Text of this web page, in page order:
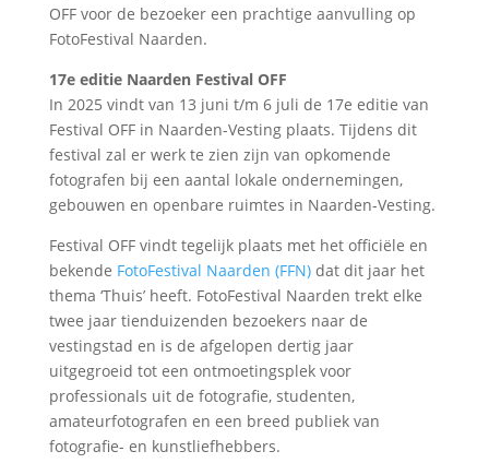
OFF voor de bezoeker een prachtige aanvulling op
FotoFestival Naarden.
17e editie Naarden Festival OFF
In 2025 vindt van 13 juni t/m 6 juli de 17e editie van
Festival OFF in Naarden-Vesting plaats. Tijdens dit
festival zal er werk te zien zijn van opkomende
fotografen bij een aantal lokale ondernemingen,
gebouwen en openbare ruimtes in Naarden-Vesting.
Festival OFF vindt tegelijk plaats met het officiële en
bekende FotoFestival Naarden (FFN)dat dit jaar het
thema ‘Thuis’ heeft. FotoFestival Naarden trekt elke
twee jaar tienduizenden bezoekers naar de
vestingstad en is de afgelopen dertig jaar
uitgegroeid tot een ontmoetingsplek voor
professionals uit de fotografie, studenten,
amateurfotografen en een breed publiek van
fotografie- en kunstliefhebbers.